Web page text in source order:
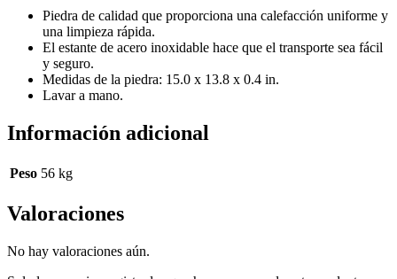
Piedra de calidad que proporciona una calefacción uniforme y
una limpieza rápida.
El estante de acero inoxidable hace que el transporte sea fácil
y seguro.
Medidas de la piedra: 15.0 x 13.8 x 0.4 in.
Lavar a mano.
Información adicional
Peso 56 kg
Valoraciones
No hay valoraciones aún.